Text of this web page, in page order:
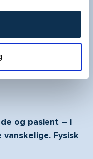
og pasient – i
Fysisk